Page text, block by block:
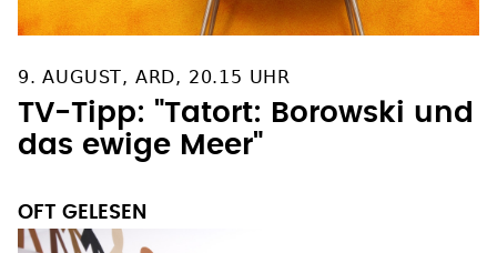
9. AUGUST, ARD, 20.15 UHR
TV-Tipp: "Tatort: Borowski und
das ewige Meer"
OFT GELESEN